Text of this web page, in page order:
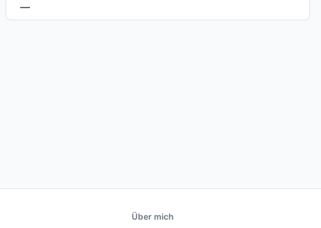
—
Über mich